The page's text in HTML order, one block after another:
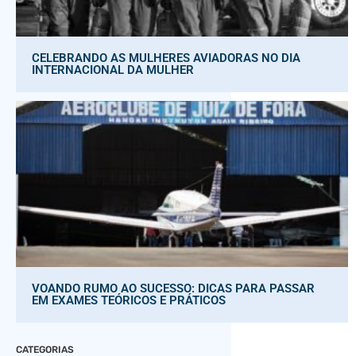
CELEBRANDO AS MULHERES AVIADORAS NO DIA
INTERNACIONAL DA MULHER
VOANDO RUMO AO SUCESSO: DICAS PARA PASSAR
EM EXAMES TEÓRICOS E PRÁTICOS
CATEGORIAS